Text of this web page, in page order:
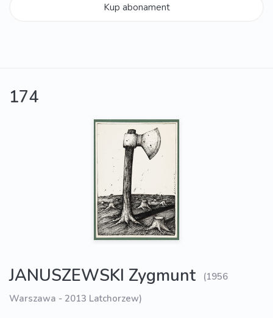
Kup abonament
174
JANUSZEWSKI Zygmunt
(1956
Warszawa - 2013 Latchorzew)